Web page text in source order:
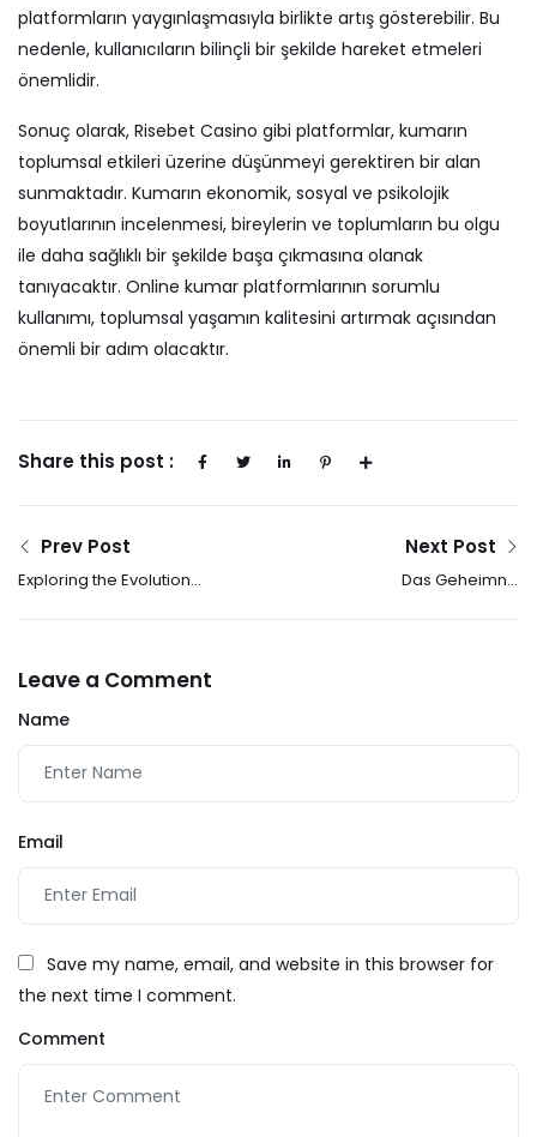
platformların yaygınlaşmasıyla birlikte artış gösterebilir. Bu
nedenle, kullanıcıların bilinçli bir şekilde hareket etmeleri
önemlidir.
Sonuç olarak, Risebet Casino gibi platformlar, kumarın
toplumsal etkileri üzerine düşünmeyi gerektiren bir alan
sunmaktadır. Kumarın ekonomik, sosyal ve psikolojik
boyutlarının incelenmesi, bireylerin ve toplumların bu olgu
ile daha sağlıklı bir şekilde başa çıkmasına olanak
tanıyacaktır. Online kumar platformlarının sorumlu
kullanımı, toplumsal yaşamın kalitesini artırmak açısından
önemli bir adım olacaktır.
Share this post :
Prev Post
Exploring the Evolution
Next Post
Das Geheimnis
Leave a Comment
Name
Email
Save my name, email, and website in this browser for
the next time I comment.
Comment